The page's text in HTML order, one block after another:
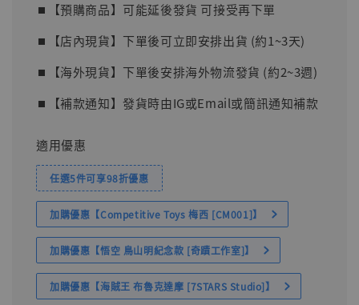
⏹︎【預購商品】可能延後發貨 可接受再下單
⏹︎【店內現貨】下單後可立即安排出貨 (約1~3天)
⏹︎【海外現貨】下單後安排海外物流發貨 (約2~3週)
⏹︎【補款通知】發貨時由IG或Email或簡訊通知補款
適用優惠
任選5件可享98折優惠
加購優惠【Competitive Toys 梅西 [CM001]】
加購優惠【悟空 鳥山明紀念款 [奇蹟工作室]】
加購優惠【海賊王 布魯克達摩 [7STARS Studio]】